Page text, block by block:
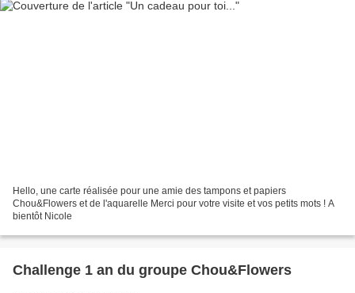
Hello, une carte réalisée pour une amie des tampons et papiers
Chou&Flowers et de l'aquarelle Merci pour votre visite et vos petits mots ! A
bientôt Nicole
Challenge 1 an du groupe Chou&Flowers